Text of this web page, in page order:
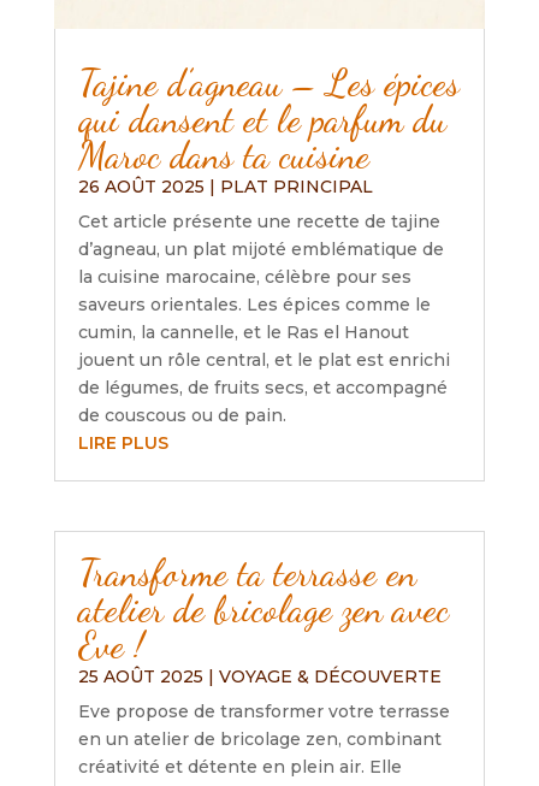
Tajine d’agneau – Les épices
qui dansent et le parfum du
Maroc dans ta cuisine
26 AOÛT 2025 | PLAT PRINCIPAL
Cet article présente une recette de tajine
d’agneau, un plat mijoté emblématique de
la cuisine marocaine, célèbre pour ses
saveurs orientales. Les épices comme le
cumin, la cannelle, et le Ras el Hanout
jouent un rôle central, et le plat est enrichi
de légumes, de fruits secs, et accompagné
de couscous ou de pain.
LIRE PLUS
Transforme ta terrasse en
atelier de bricolage zen avec
Eve !
25 AOÛT 2025
VOYAGE & DÉCOUVERTE
Eve propose de transformer votre terrasse
en un atelier de bricolage zen, combinant
créativité et détente en plein air. Elle